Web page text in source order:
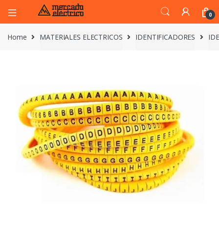
0
Home MATERIALES ELECTRICOS IDENTIFICADORES